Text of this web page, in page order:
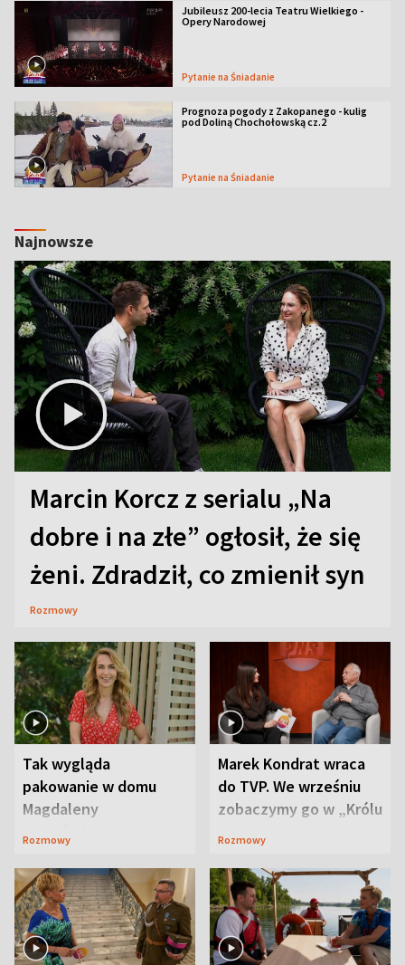
Jubileusz 200-lecia Teatru Wielkiego -
Opery Narodowej
Pytanie na Śniadanie
Prognoza pogody z Zakopanego - kulig
pod Doliną Chochołowską cz.2
Pytanie na Śniadanie
Najnowsze
Marcin Korcz z serialu „Na
dobre i na złe” ogłosił, że się
żeni. Zdradził, co zmienił syn
Rozmowy
Tak wygląda
pakowanie w domu
Magdaleny
Waligórskiej-Lisieckiej.
Rozmowy
Marek Kondrat wraca
do TVP. We wrześniu
zobaczymy go w „Królu
Maciusiu I”
Rozmowy